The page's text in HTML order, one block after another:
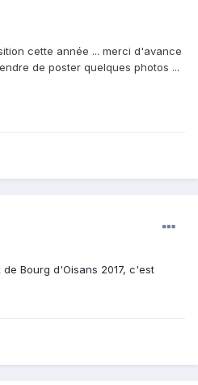
cette année ... merci d'avance
de poster quelques photos ...
Bourg d'Oisans 2017, c'est